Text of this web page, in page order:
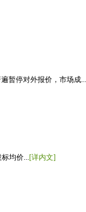
暂停对外报价，市场成...
均价... [详内文]